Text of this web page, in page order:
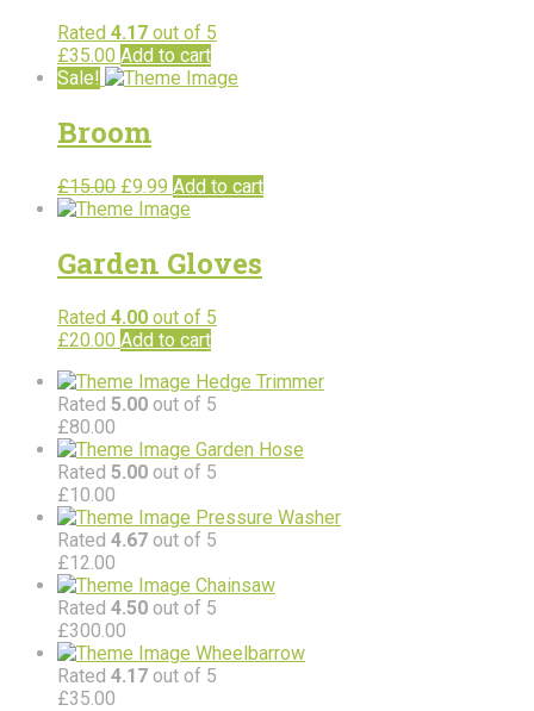
Rated 4.17 out of 5
£35.00 Add to cart
Sale!
Broom
£15.00 £9.99 Add to cart
Garden Gloves
Rated 4.00 out of 5
£20.00 Add to cart
Hedge Trimmer
Rated 5.00 out of 5
£80.00
Garden Hose
Rated 5.00 out of 5
£10.00
Pressure Washer
Rated 4.67 out of 5
£12.00
Chainsaw
Rated 4.50 out of 5
£300.00
Wheelbarrow
Rated 4.17 out of 5
£35.00